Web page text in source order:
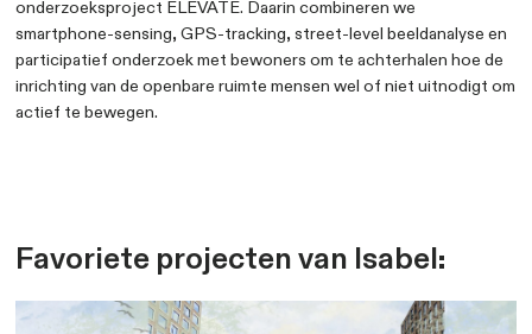
in de grond met elkaar te verbinden.
Dit komt ook tot uiting in mijn drie favoriete
met de gemeente Tilburg werkte ik aan de
van de Toekomst hebben we storytelling ingezet als
aanjaagt en leeft in de stad. En in de Toolbox